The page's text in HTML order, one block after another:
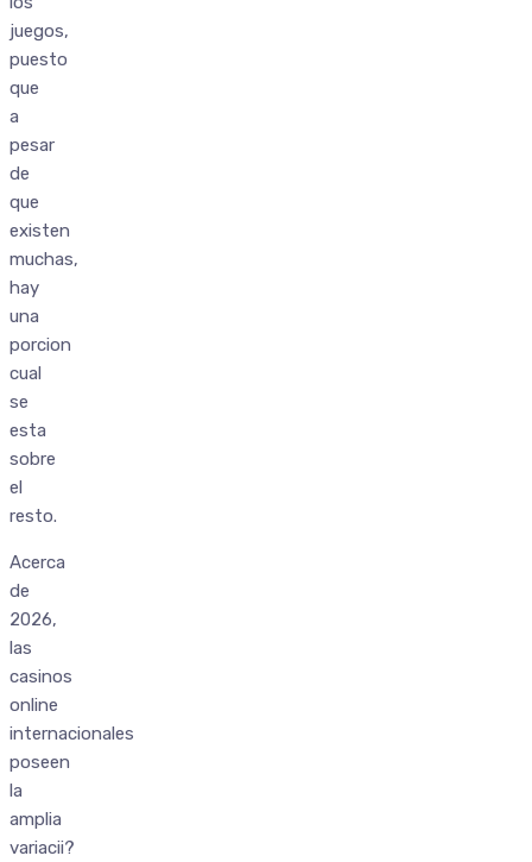
juegos,
puesto
que
a
pesar
de
que
existen
muchas,
hay
una
porcion
cual
se
esta
sobre
el
resto.
Acerca
de
2026,
las
casinos
online
internacionales
poseen
la
amplia
variacii?